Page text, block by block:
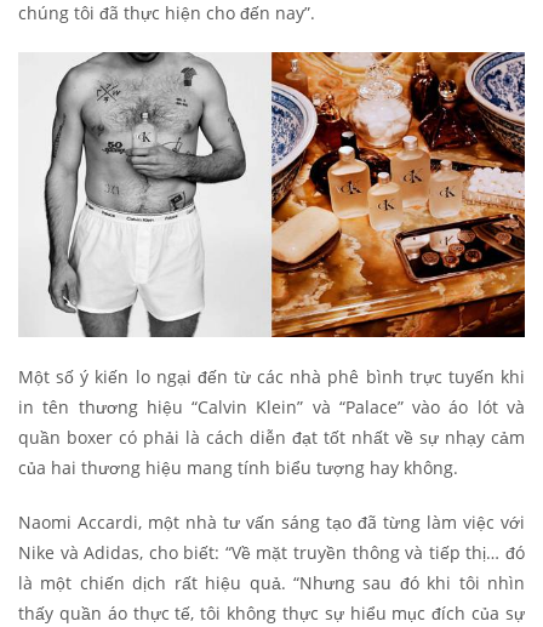
chúng tôi đã thực hiện cho đến nay”.
Một số ý kiến lo ngại đến từ các nhà phê bình trực tuyến khi
in tên thương hiệu “Calvin Klein” và “Palace” vào áo lót và
quần boxer có phải là cách diễn đạt tốt nhất về sự nhạy cảm
của hai thương hiệu mang tính biểu tượng hay không.
Naomi Accardi, một nhà tư vấn sáng tạo đã từng làm việc với
Nike và Adidas, cho biết: “Về mặt truyền thông và tiếp thị… đó
là một chiến dịch rất hiệu quả. “Nhưng sau đó khi tôi nhìn
thấy quần áo thực tế, tôi không thực sự hiểu mục đích của sự